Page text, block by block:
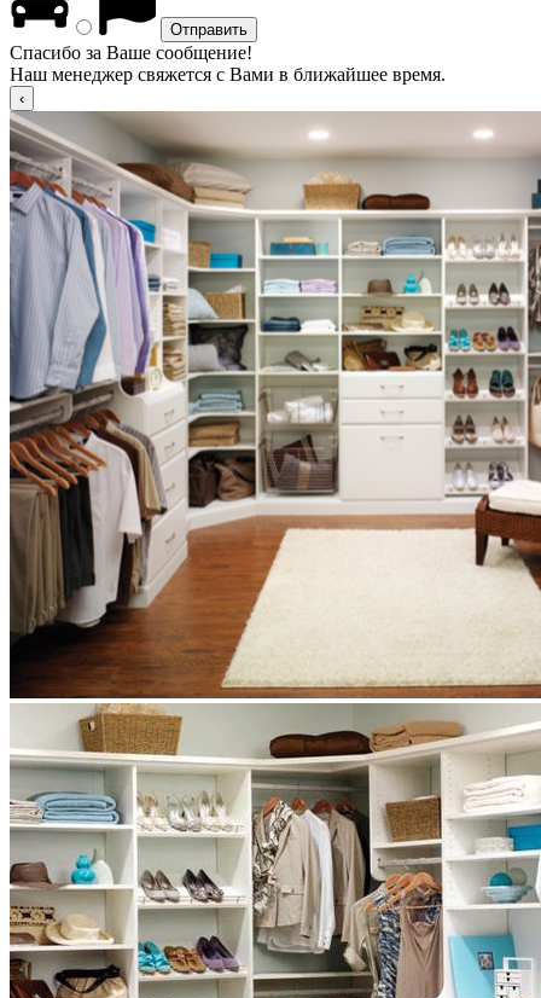
Спасибо за Ваше сообщение!
Наш менеджер свяжется с Вами в ближайшее время.